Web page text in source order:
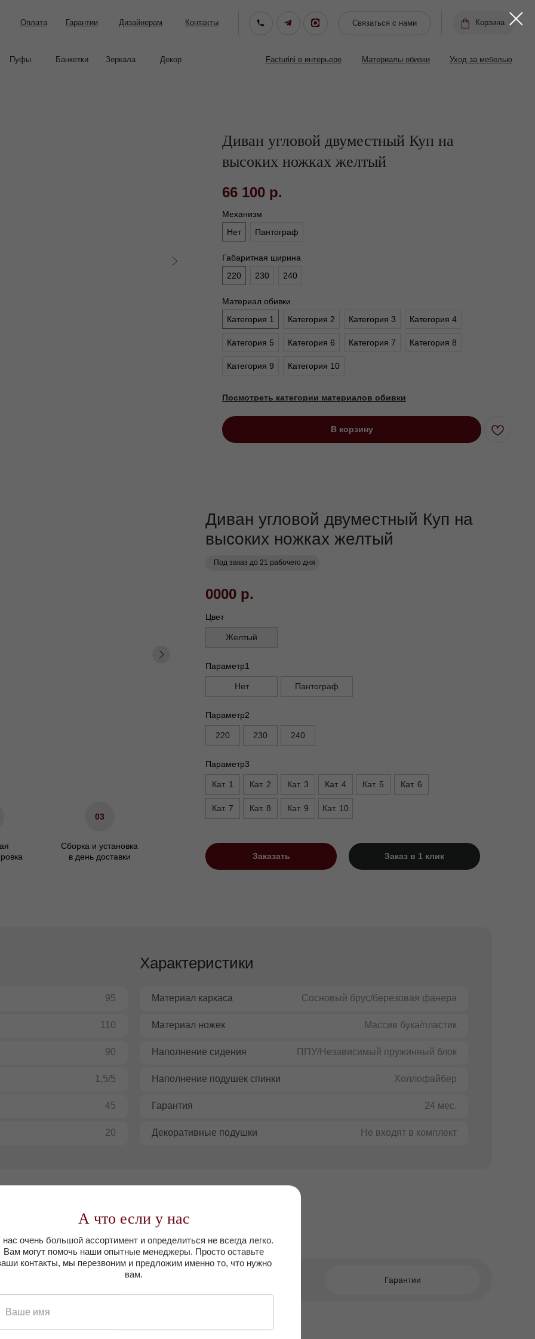
Контакты
Дизайнерам
Гарантии Связаться с нами Корзина
А что если у нас
очень большой ассортимент и определиться не всегда легко.
Вам могут помочь наши опытные менеджеры. Просто оставьте
контакты, мы перезвоним и предложим именно то, что нужно
вам.
Ваше имя
Диван угловой двуместный Куп на
высоких ножках желтый
66 100 р.
Механизм
Нет
Пантограф
Габаритная ширина
220
230 240
Материал обивки
Категория 1
Категория 2 Категория 3 Категория 4
Категория 5 Категория 6 Категория 7 Категория 8
Категория 9 Категория 10
Посмотреть категории материалов обивки
В корзину
0000 р.
Диван угловой двуместный Куп на
высоких ножках желтый
Заказ в 1 клик
Заказать
Параметр3
Кат. 10
Кат. 6
Кат. 9
Кат. 8
Кат. 7
Кат. 5
Кат. 4
Кат. 3
Кат. 2
Кат. 1
Параметр2
Параметр1
Цвет
240
230
220
Пантограф
Нет
Желтый
Под заказ до 21 рабочего дня
03
Сборка и установка
в день доставки
95
110
90
1,5/5
45
20
Характеристики
Материал каркаса Сосновый брус/березовая фанера
Материал ножек Массив бука/пластик
Наполнение сидения ППУ/Независимый пружинный блок
Наполнение подушек спинки Холлофайбер
Гарантия
Декоративные подушки
24 мес.
Не входят в комплект
Гарантии